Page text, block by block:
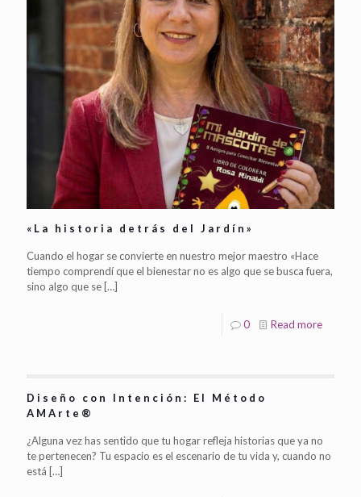
«La historia detrás del Jardín»
Cuando el hogar se convierte en nuestro mejor maestro «Hace
tiempo comprendí que el bienestar no es algo que se busca fuera,
sino algo que se […]
0 Read more
Diseño con Intención: El Método
AMArte®
¿Alguna vez has sentido que tu hogar refleja historias que ya no
te pertenecen? Tu espacio es el escenario de tu vida y, cuando no
está […]